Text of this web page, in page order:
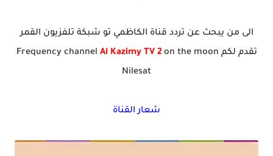
الى من يبحث عن تردد قناة الكاظمي تو شبكة تلفزيون القمر
تقدم لكم Frequency channel
Al Kazimy TV 2on the moon
Nilesat
شعار القناة